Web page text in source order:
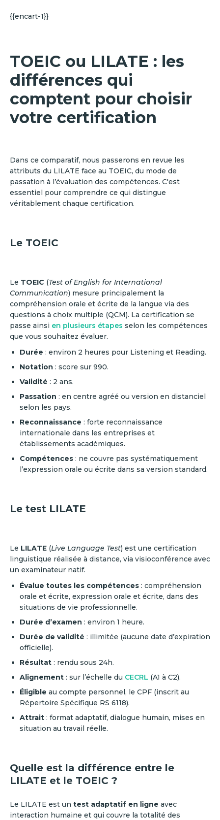
{{encart-1}}
TOEIC ou LILATE : les
différences qui
comptent pour choisir
votre certification
Dans ce comparatif, nous passerons en revue les
attributs du LILATE face au TOEIC, du mode de
passation à l’évaluation des compétences. C'est
essentiel pour comprendre ce qui distingue
véritablement chaque certification.
Le TOEIC
Le TOEIC (Test of English for International
Communication) mesure principalement la
compréhension orale et écrite de la langue via des
questions à choix multiple (QCM). La certification se
passe ainsi en plusieurs étapes selon les compétences
que vous souhaitez évaluer.
Durée : environ 2 heures pour Listening et Reading.
Notation : score sur 990.
Validité : 2 ans.
Passation : en centre agréé ou version en distanciel
selon les pays.
Reconnaissance : forte reconnaissance
internationale dans les entreprises et
établissements académiques.
Compétences : ne couvre pas systématiquement
l’expression orale ou écrite dans sa version standard.
Le test LILATE
Le LILATE (Live Language Test) est une certification
linguistique réalisée à distance, via visioconférence avec
un examinateur natif.
Évalue toutes les compétences : compréhension
orale et écrite, expression orale et écrite, dans des
situations de vie professionnelle.
Durée d’examen : environ 1 heure.
Durée de validité : illimitée (aucune date d’expiration
officielle).
Résultat : rendu sous 24h.
Alignement : sur l’échelle du CECRL (A1 à C2).
Éligible au compte personnel, le CPF (inscrit au
Répertoire Spécifique RS 6118).
Attrait : format adaptatif, dialogue humain, mises en
situation au travail réelle.
Quelle est la différence entre le
LILATE et le TOEIC ?
Le LILATE est un test adaptatif en ligne avec
interaction humaine et qui couvre la totalité des